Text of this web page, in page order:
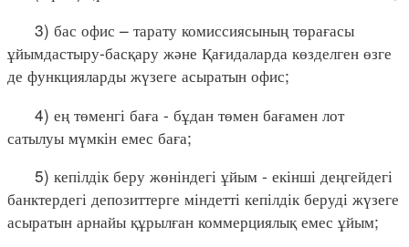
3) бас офис – тарату комиссиясының төрағасы
ұйымдастыру-басқару және Қағидаларда көзделген өзге
де функцияларды жүзеге асыратын офис;
4) ең төменгі баға - бұдан төмен бағамен лот
сатылуы мүмкін емес баға;
5) кепілдік беру жөніндегі ұйым - екінші деңгейдегі
банктердегі депозиттерге міндетті кепілдік беруді жүзеге
асыратын арнайы құрылған коммерциялық емес ұйым;